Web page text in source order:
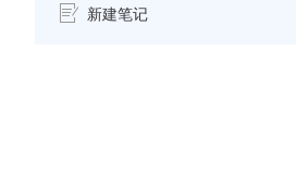
新建笔记